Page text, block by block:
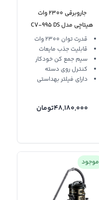
جاروبرقی 2300 وات
هیتاچی مدل CV-995 DS
قدرت توان 2300 وات
قابلیت جذب مایعات
سیم جمع کن خودکار
کنترل روی دسته
دارای فیلتر بهداستی
48,180,000تومان
موجود